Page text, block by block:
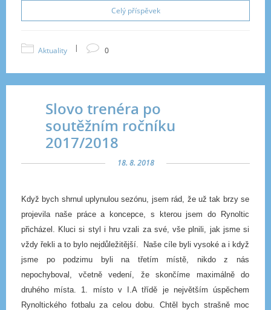
Celý příspěvek
Aktuality | 0
Slovo trenéra po
soutěžním ročníku
2017/2018
18. 8. 2018
Když bych shrnul uplynulou sezónu, jsem rád, že už tak brzy se
projevila naše práce a koncepce, s kterou jsem do Rynoltic
přicházel. Kluci si styl i hru vzali za své, vše plnili, jak jsme si
vždy řekli a to bylo nejdůležitější. Naše cíle byli vysoké a i když
jsme po podzimu byli na třetím místě, nikdo z nás
nepochyboval, včetně vedení, že skončíme maximálně do
druhého místa. 1. místo v I.A třídě je největším úspěchem
Rynoltického fotbalu za celou dobu. Chtěl bych strašně moc